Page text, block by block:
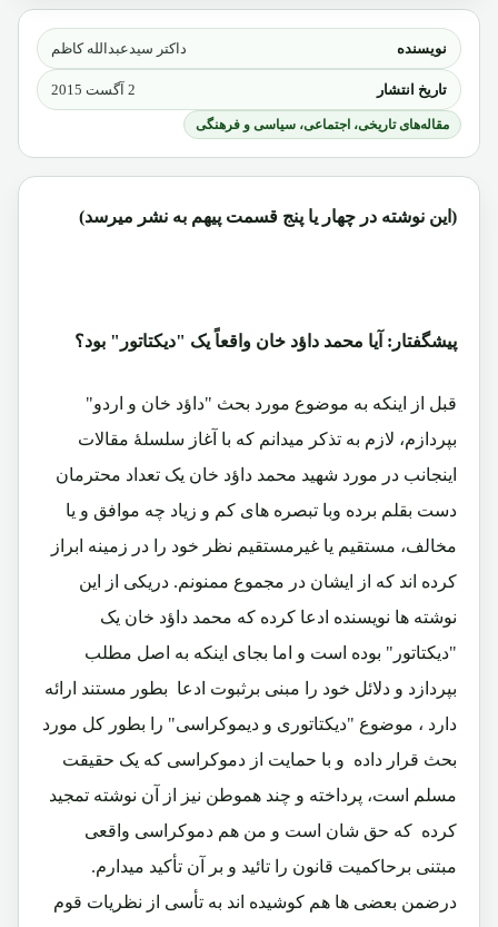
نویسنده داکتر سیدعبدالله کاظم
تاریخ انتشار 2 آگست 2015
مقاله‌های تاریخی، اجتماعی، سیاسی و فرهنگی
(این نوشته در چهار یا پنج قسمت پیهم به نشر میرسد)
پیشگفتار: آیا محمد داؤد خان واقعاً یک "دیکتاتور" بود؟
قبل از اینکه به موضوع مورد بحث "داؤد خان و اردو"
بپردازم، لازم به تذکر میدانم که با آغاز سلسلۀ مقالات
اینجانب در مورد شهید محمد داؤد خان یک تعداد محترمان
دست بقلم برده وبا تبصره های کم و زیاد چه موافق و یا
مخالف، مستقیم یا غیرمستقیم نظر خود را در زمینه ابراز
کرده اند که از ایشان در مجموع ممنونم. دریکی از این
نوشته ها نویسنده ادعا کرده که محمد داؤد خان یک
"دیکتاتور" بوده است و اما بجای اینکه به اصل مطلب
بپردازد و دلائل خود را مبنی برثبوت ادعا بطور مستند ارائه
دارد ، موضوع "دیکتاتوری و دیموکراسی" را بطور کل مورد
بحث قرار داده و با حمایت از دموکراسی که یک حقیقت
مسلم است، پرداخته و چند هموطن نیز از آن نوشته تمجید
کرده که حق شان است و من هم دموکراسی واقعی
مبتنی برحاکمیت قانون را تائید و بر آن تأکید میدارم.
درضمن بعضی ها هم کوشیده اند به تأسی از نظریات قوم